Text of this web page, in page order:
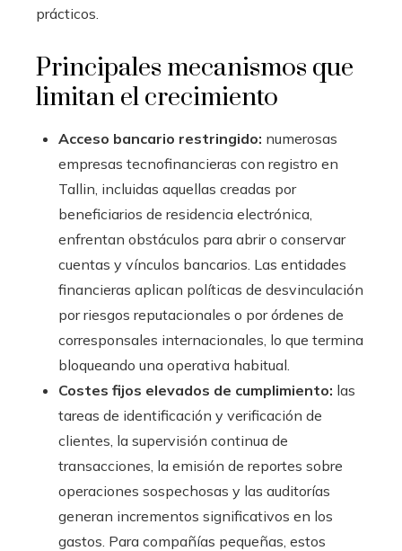
prácticos.
Principales mecanismos que
limitan el crecimiento
Acceso bancario restringido: numerosas
empresas tecnofinancieras con registro en
Tallin, incluidas aquellas creadas por
beneficiarios de residencia electrónica,
enfrentan obstáculos para abrir o conservar
cuentas y vínculos bancarios. Las entidades
financieras aplican políticas de desvinculación
por riesgos reputacionales o por órdenes de
corresponsales internacionales, lo que termina
bloqueando una operativa habitual.
Costes fijos elevados de cumplimiento: las
tareas de identificación y verificación de
clientes, la supervisión continua de
transacciones, la emisión de reportes sobre
operaciones sospechosas y las auditorías
generan incrementos significativos en los
gastos. Para compañías pequeñas, estos